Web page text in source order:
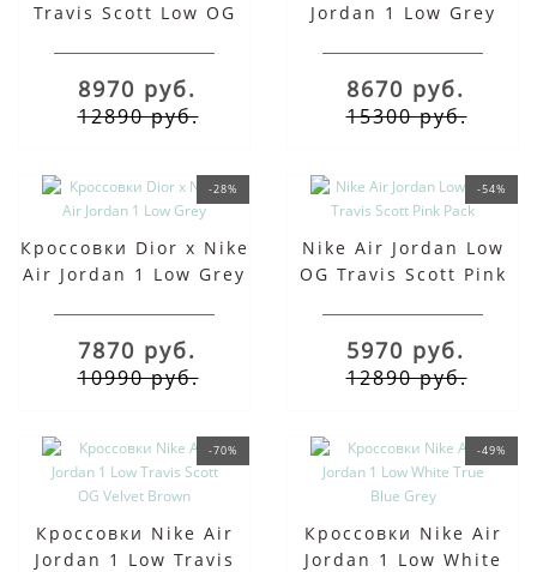
Travis Scott Low OG
8970 руб.
12890 руб.
Jordan 1 Low Grey
8670 руб.
15300 руб.
-28%
Кроссовки Dior x Nike
Air Jordan 1 Low Grey
7870 руб.
10990 руб.
-54%
Nike Air Jordan Low
OG Travis Scott Pink
5970 руб.
12890 руб.
-70%
Кроссовки Nike Air
Jordan 1 Low Travis
-49%
Кроссовки Nike Air
Jordan 1 Low White